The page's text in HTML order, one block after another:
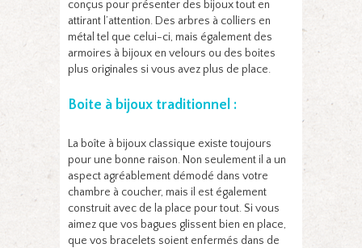
conçus pour présenter des bijoux tout en
attirant l’attention. Des arbres à colliers en
métal tel que celui-ci, mais également des
armoires à bijoux en velours ou des boites
plus originales si vous avez plus de place.
Boite à bijoux traditionnel :
La boîte à bijoux classique existe toujours
pour une bonne raison. Non seulement il a un
aspect agréablement démodé dans votre
chambre à coucher, mais il est également
construit avec de la place pour tout. Si vous
aimez que vos bagues glissent bien en place,
que vos bracelets soient enfermés dans de